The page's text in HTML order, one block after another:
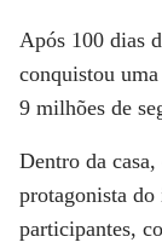
Após 100 dias
conquistou
9 milhões de
Dentro da
protagonista
participantes,